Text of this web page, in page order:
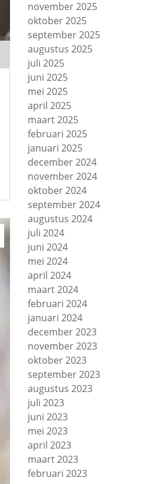
november 2025
oktober 2025
september 2025
augustus 2025
juli 2025
juni 2025
mei 2025
april 2025
maart 2025
februari 2025
januari 2025
december 2024
november 2024
oktober 2024
september 2024
augustus 2024
juli 2024
juni 2024
mei 2024
april 2024
maart 2024
februari 2024
januari 2024
december 2023
november 2023
oktober 2023
september 2023
augustus 2023
juli 2023
juni 2023
mei 2023
april 2023
maart 2023
februari 2023